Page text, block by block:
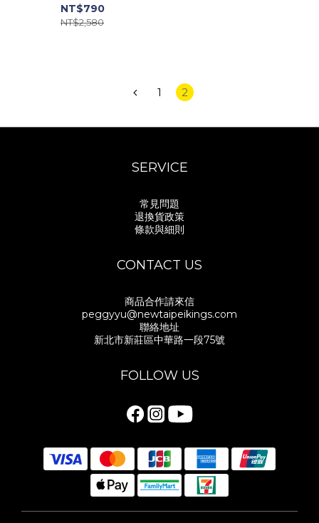
NT$790
NT$2,580
1 2
SERVICE
常見問題
退換貨政策
條款與細則
CONTACT US
商品合作請來信
peggyyu@newtaipeikings.com
聯絡地址
新北市新莊區中華路一段75號
FOLLOW US